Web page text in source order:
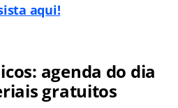
aqui!
agenda do dia
gratuitos